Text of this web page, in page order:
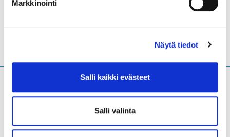
Markkinointi
Näytä tiedot
Salli kaikki evästeet
Salli valinta